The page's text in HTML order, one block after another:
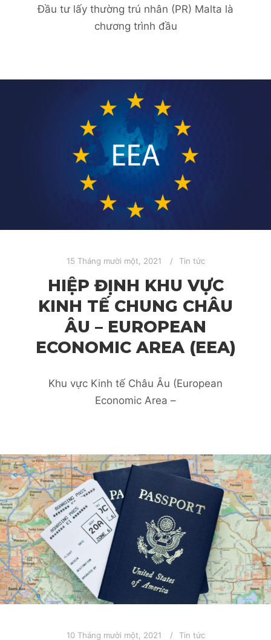
Đầu tư lấy thường trú nhân (PR) Malta là
chương trình đầu
15 Tháng mười một, 2021 Tin tức
HIỆP ĐỊNH KHU VỰC
KINH TẾ CHUNG CHÂU
ÂU – EUROPEAN
ECONOMIC AREA (EEA)
Khu vực Kinh tế Châu Âu (European
Economic Area –
10 Tháng mười một, 2021 Tin tức